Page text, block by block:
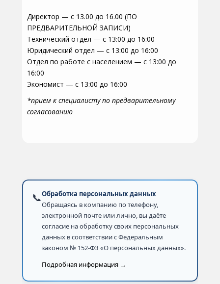
Директор — с 13.00 до 16.00 (ПО
ПРЕДВАРИТЕЛЬНОЙ ЗАПИСИ)
Технический отдел — с 13:00 до 16:00
Юридический отдел — с 13:00 до 16:00
Отдел по работе с населением — с 13:00 до
16:00
Экономист — с 13:00 до 16:00
*прием к специалисту по предварительному
согласованию
📞Обработка персональных данных
Обращаясь в компанию по телефону,
электронной почте или лично, вы даёте
согласие на обработку своих персональных
данных в соответствии с Федеральным
законом № 152-ФЗ «О персональных данных».
Подробная информация →